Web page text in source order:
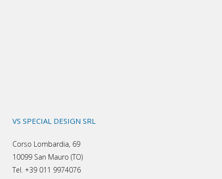
VS SPECIAL DESIGN SRL
Corso Lombardia, 69
10099 San Mauro (TO)
Tel. +39 011 9974076